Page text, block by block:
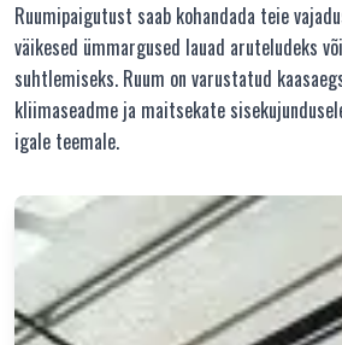
Ruumipaigutust saab kohandada teie
väikesed ümmargused lauad aruteludeks
suhtlemiseks. Ruum on varustatud
kliimaseadme ja maitsekate
igale teemale.